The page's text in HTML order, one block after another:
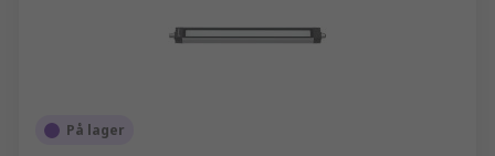
På lager